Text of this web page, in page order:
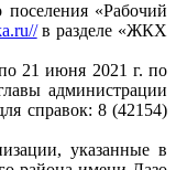
«Рабочий
в разделе «ЖКХ
21 июня 2021 г. по
администрации
справок: 8 (42154)
указанные в